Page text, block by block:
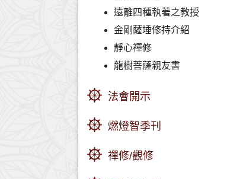
遠離四種執著之教授
金剛薩埵修持介紹
靜心禪修
龍樹菩薩親友書
法會開示
燃燈智季刊
禪修/觀修